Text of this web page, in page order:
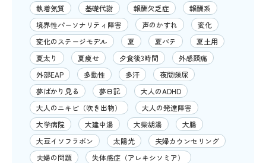
執着気質
基礎代謝 報酬欠乏症
報酬系
境界性パーソナリティ障害
声のかすれ
変化
変化のステージモデル
夏 夏バテ
夏土用
夏太り
夏痩せ 夕食後3時間
外感頭痛
外部EAP
多動性 多汗
夜間頻尿
夢ばかり見る
夢日記
大人のADHD
大人のニキビ（吹き出物）
大人の発達障害
大学病院
大建中湯 大柴胡湯
大腸
大豆イソフラボン
太陽光
夫婦カウンセリング
夫婦の問題
失体感症（アレキシソミア）